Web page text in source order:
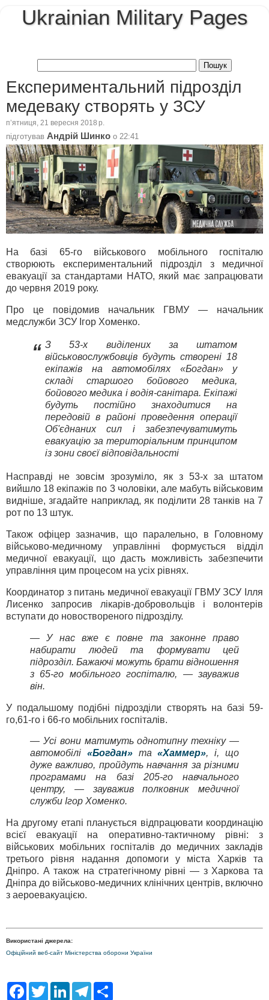
Ukrainian Military Pages
Експериментальний підрозділ
медеваку створять у ЗСУ
пʼятниця, 21 вересня 2018 р.
підготував Андрій Шинко о 22:41
На базі 65-го військового мобільного госпіталю
створюють експериментальний підрозділ з медичної
евакуації за стандартами НАТО, який має запрацювати
до червня 2019 року.
Про це повідомив начальник ГВМУ — начальник
медслужби ЗСУ Ігор Хоменко.
“ З 53-х виділених за штатом
військовослужбовців будуть створені 18
екіпажів на автомобілях «Богдан» у
складі старшого бойового медика,
бойового медика і водія-санітара. Екіпажі
будуть постійно знаходитися на
передовій в районі проведення операції
Об'єднаних сил і забезпечуватимуть
евакуацію за територіальним принципом
із зони своєї відповідальності
Насправді не зовсім зрозуміло, як з 53-х за штатом
вийшло 18 екіпажів по 3 чоловіки, але мабуть військовим
видніше, згадайте наприклад, як поділити 28 танків на 7
рот по 13 штук.
Також офіцер зазначив, що паралельно, в Головному
військово-медичному управлінні формується відділ
медичної евакуації, що дасть можливість забезпечити
управління цим процесом на усіх рівнях.
Координатор з питань медичної евакуації ГВМУ ЗСУ Ілля
Лисенко запросив лікарів-добровольців і волонтерів
вступати до новоствореного підрозділу.
— У нас вже є повне та законне право
набирати людей та формувати цей
підрозділ. Бажаючі можуть брати відношення
з 65-го мобільного госпіталю, — зауважив
він.
У подальшому подібні підрозділи створять на базі 59-
го,61-го і 66-го мобільних госпіталів.
— Усі вони матимуть однотипну техніку —
автомобілі «Богдан»та«Хаммер», і, що
дуже важливо, пройдуть навчання за різними
програмами на базі 205-го навчального
центру, — зауважив полковник медичної
служби Ігор Хоменко.
На другому етапі планується відпрацювати координацію
всієї евакуації на оперативно-тактичному рівні: з
військових мобільних госпіталів до медичних закладів
третього рівня надання допомоги у міста Харків та
Дніпро. А також на стратегічному рівні — з Харкова та
Дніпра до військово-медичних клінічних центрів, включно
з аероевакуацією.
Використані джерела:
Офіційний веб-сайт Міністерства оборони України
F
T
L
T